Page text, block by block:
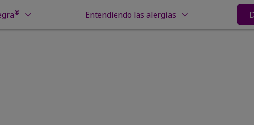
® Entendiendo las alergias